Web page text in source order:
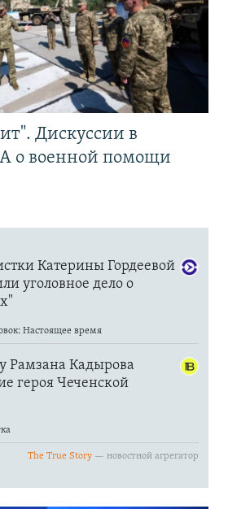
Дискуссии в
о военной помощи